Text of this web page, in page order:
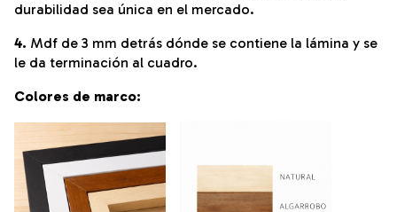
durabilidad sea única en el mercado.
4. Mdf de 3 mm detrás dónde se contiene la lámina y se
le da terminación al cuadro.
Colores de marco: